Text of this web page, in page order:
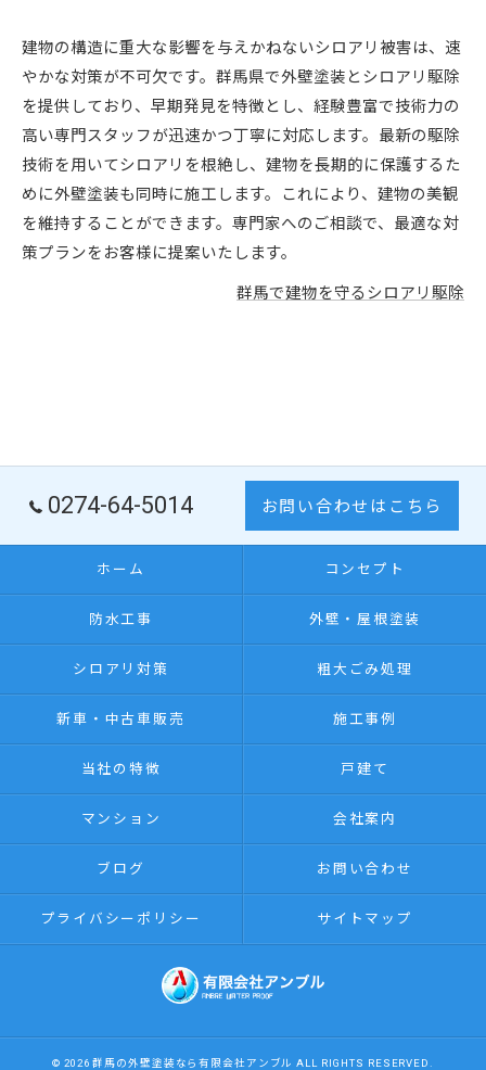
建物の構造に重大な影響を与えかねないシロアリ被害は、速
やかな対策が不可欠です。群馬県で外壁塗装とシロアリ駆除
を提供しており、早期発見を特徴とし、経験豊富で技術力の
高い専門スタッフが迅速かつ丁寧に対応します。最新の駆除
技術を用いてシロアリを根絶し、建物を長期的に保護するた
めに外壁塗装も同時に施工します。これにより、建物の美観
を維持することができます。専門家へのご相談で、最適な対
策プランをお客様に提案いたします。
群馬で建物を守るシロアリ駆除
0274-64-5014 お問い合わせはこちら
ホーム コンセプト
防水工事 外壁・屋根塗装
シロアリ対策 粗大ごみ処理
新車・中古車販売 施工事例
当社の特徴 戸建て
マンション 会社案内
ブログ お問い合わせ
プライバシーポリシー サイトマップ
© 2026 群馬の外壁塗装なら有限会社アンブル ALL RIGHTS RESERVED.